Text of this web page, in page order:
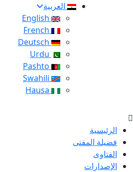
العربية
الرئيسية
فضيلة المفتى
الفتاوى
الإصدارات